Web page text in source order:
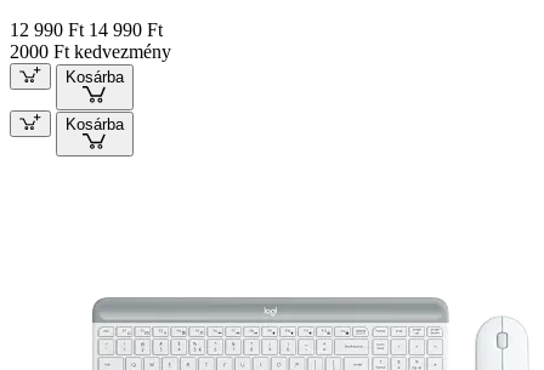
12 990 Ft 14 990 Ft
2000 Ft kedvezmény
Kosárba
Kosárba